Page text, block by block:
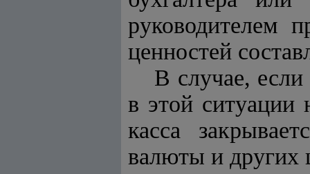
руководителем
ценностей
В случае,
в этой ситуации
касса
валюты и других